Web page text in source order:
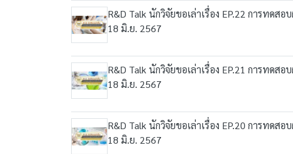
R&D Talk นักวิจัยขอเล่าเรื่อง EP.22 การทด
18 มิ.ย. 2567
R&D Talk นักวิจัยขอเล่าเรื่อง EP.21 การทด
18 มิ.ย. 2567
R&D Talk นักวิจัยขอเล่าเรื่อง EP.20 การทด
18 มิ.ย. 2567